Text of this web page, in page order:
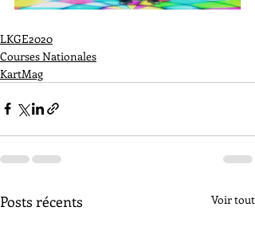
LKGE2020
Courses Nationales
KartMag
Posts récents Voir tout